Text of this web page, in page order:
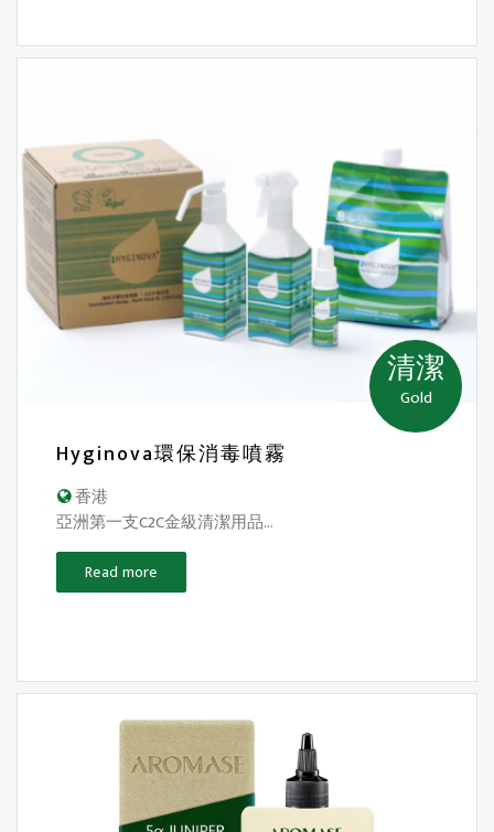
清潔
Gold
Hyginova環保消毒噴霧
香港
亞洲第一支C2C金級清潔用品...
Read more